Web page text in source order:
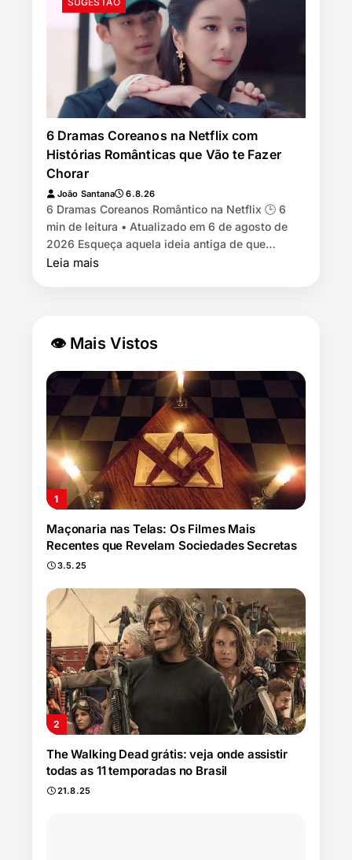
6 Dramas Coreanos na Netflix com
Histórias Românticas que Vão te Fazer
Chorar
João Santana 6.8.26
6 Dramas Coreanos Romântico na Netflix 🕒 6
min de leitura • Atualizado em 6 de agosto de
2026 Esqueça aquela ideia antiga de que
dorama é só menino rico encontra menina pobre,
Leia mais
👁 Mais Vistos
Maçonaria nas Telas: Os Filmes Mais
Recentes que Revelam Sociedades Secretas
3.5.25
The Walking Dead grátis: veja onde assistir
todas as 11 temporadas no Brasil
21.8.25